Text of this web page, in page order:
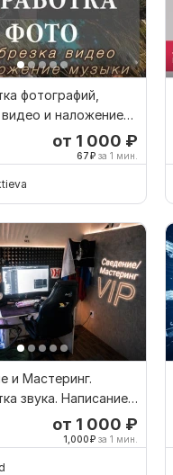
фотографий,
и наложение
от 1 000 ₽
67₽ за 1 мин.
и Мастеринг.
звука. Написание
от 1 000 ₽
1,000₽ за 1 мин.